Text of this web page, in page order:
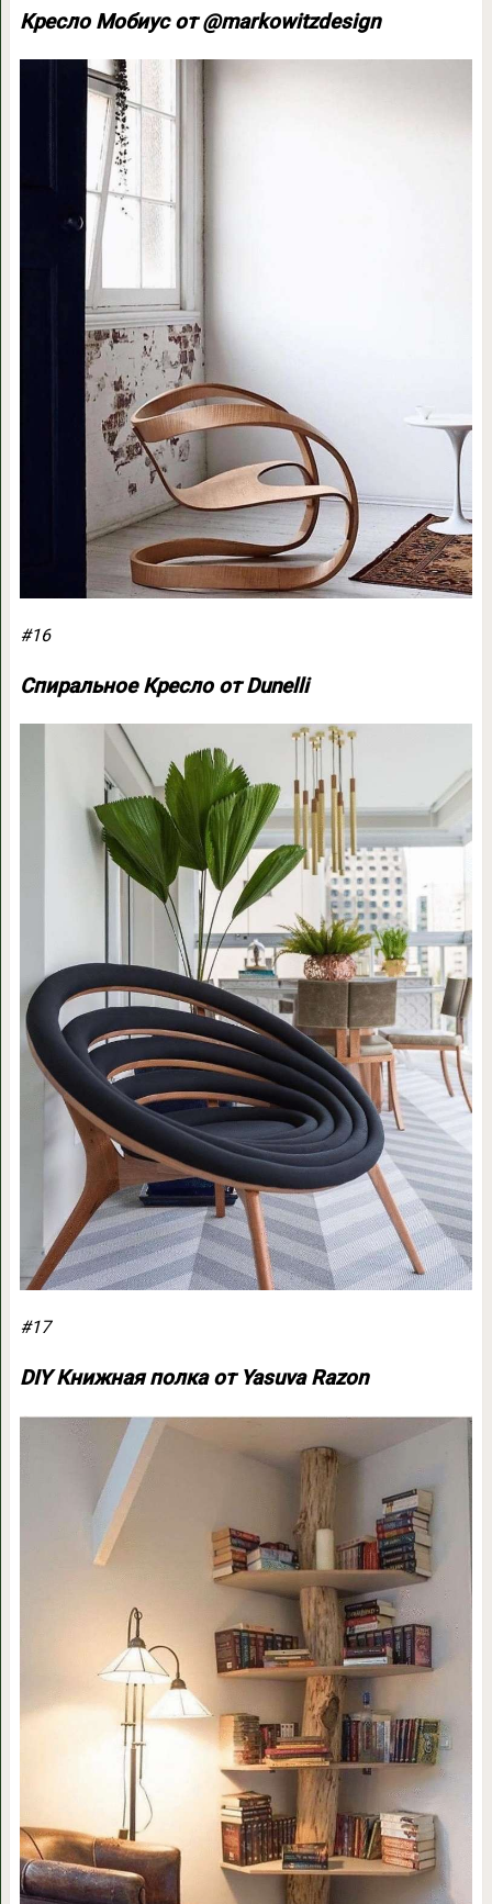
Кресло Мобиус от @markowitzdesign
#16
Спиральное Кресло от Dunelli
#17
DIY Книжная полка от Yasuva Razon